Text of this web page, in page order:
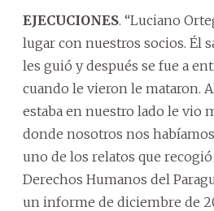
EJECUCIONES. “Luciano
lugar con nuestros socios. Él
les guió y después se fue a
cuando le vieron le mataron.
estaba en nuestro lado le vio
donde nosotros nos
uno de los relatos que
Derechos Humanos del
un informe de diciembre de